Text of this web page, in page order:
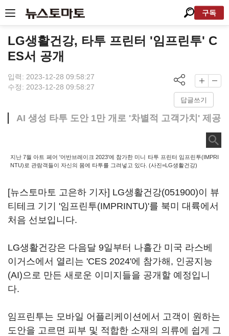
구독
LG생활건강, 타투 프린터 '임프린투' C
ES서 공개
입력: 2023-12-28 09:58:27
수정: 2023-12-28 09:58:27
답글쓰기
AI 생성 타투 도안 1만 개로 '차별적 고객가치' 제공
지난 7월 아트 페어 '어반브레이크 2023'에 참가한 미니 타투 프린터 임프린투(IMPRI
NTU)로 관람객들이 자신의 몸에 타투를 그려넣고 있다. (사진=LG생활건강)
[뉴스토마토 고은하 기자] LG생활건강(051900)이 뷰
티테크 기기 '임프린투(IMPRINTU)'를 북미 대륙에서
처음 선보입니다.
LG생활건강은 다음달 9일부터 나흘간 미국 라스베
이거스에서 열리는 'CES 2024'에 참가해, 인공지능
(AI)으로 만든 새로운 이미지들을 공개할 예정입니
다.
임프린투는 모바일 어플리케이션에서 고객이 원하는
도안을 고르면 피부 및 적합한 소재의 의류에 쉽게 그